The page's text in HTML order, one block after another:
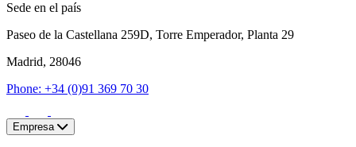
Sede en el país
Paseo de la Castellana 259D, Torre Emperador, Planta 29
Madrid, 28046
Phone: +34 (0)91 369 70 30
Empresa